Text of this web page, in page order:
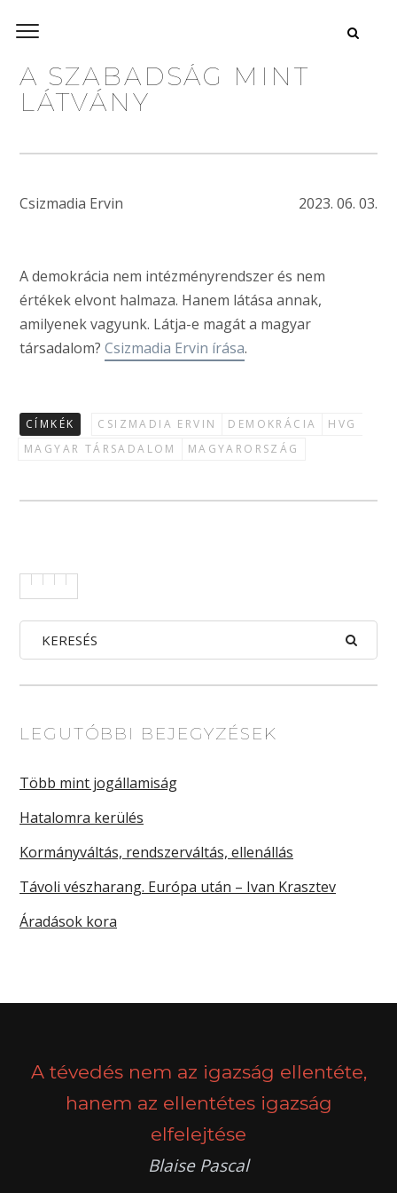
A SZABADSÁG MINT
LÁTVÁNY
Csizmadia Ervin 2023. 06. 03.
A demokrácia nem intézményrendszer és nem
értékek elvont halmaza. Hanem látása annak,
amilyenek vagyunk. Látja-e magát a magyar
társadalom? Csizmadia Ervin írása.
CÍMKÉK CSIZMADIA ERVIN DEMOKRÁCIA
HVG
MAGYAR TÁRSADALOM
MAGYARORSZÁG
LEGUTÓBBI BEJEGYZÉSEK
Több mint jogállamiság
Hatalomra kerülés
Kormányváltás, rendszerváltás, ellenállás
Távoli vészharang. Európa után – Ivan Krasztev
Áradások kora
A tévedés nem az igazság ellentéte,
hanem az ellentétes igazság
elfelejtése
Blaise Pascal